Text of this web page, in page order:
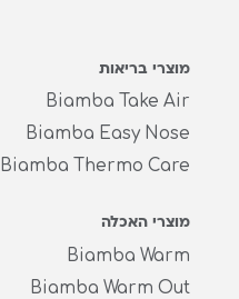
מוצרי בריאות
Biamba Take Air
Biamba Easy Nose
Biamba Thermo Care
מוצרי האכלה
Biamba Warm
Biamba Warm Out